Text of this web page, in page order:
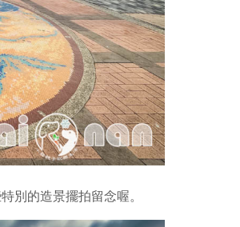
別的造景擺拍留念喔。